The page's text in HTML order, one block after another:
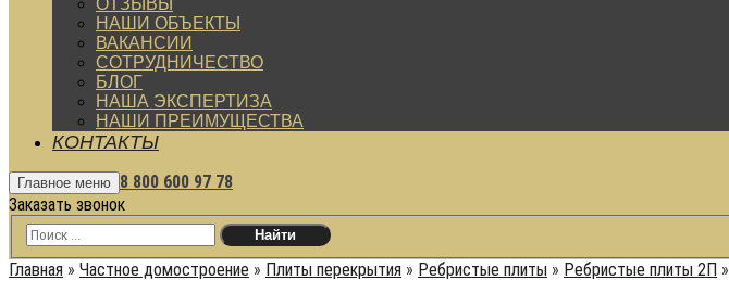
ОТЗЫВЫ
НАШИ ОБЪЕКТЫ
ВАКАНСИИ
СОТРУДНИЧЕСТВО
БЛОГ
НАША ЭКСПЕРТИЗА
НАШИ ПРЕИМУЩЕСТВА
КОНТАКТЫ
Главное меню 8 800 600 97 78
Заказать звонок
Главная » Частное домостроение » Плиты перекрытия » Ребристые плиты » Ребристые плиты 2П »